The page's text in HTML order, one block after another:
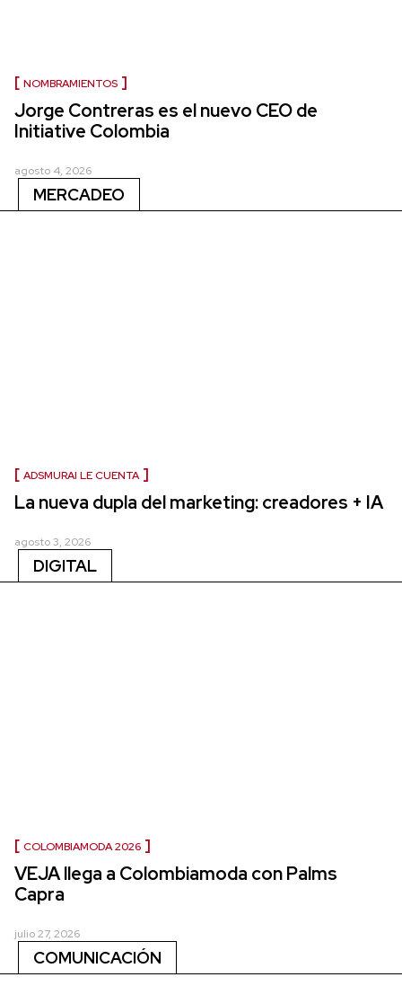
NOMBRAMIENTOS
Jorge Contreras es el nuevo CEO de
Initiative Colombia
agosto 4, 2026
MERCADEO
ADSMURAI LE CUENTA
La nueva dupla del marketing: creadores + IA
agosto 3, 2026
DIGITAL
COLOMBIAMODA 2026
VEJA llega a Colombiamoda con Palms
Capra
julio 27, 2026
COMUNICACIÓN